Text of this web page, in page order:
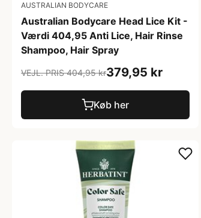
AUSTRALIAN BODYCARE
Australian Bodycare Head Lice Kit -
Værdi 404,95 Anti Lice, Hair Rinse
Shampoo, Hair Spray
VEJL. PRIS 404,95 kr379,95 kr
Køb her